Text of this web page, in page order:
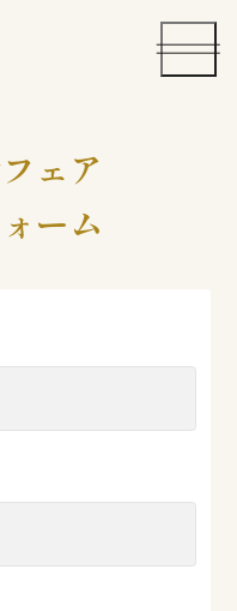
ェア
ーム